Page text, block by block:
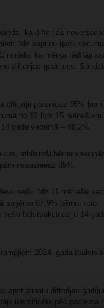
ka difterijas
līdz septiņu gadu
norāda, ka mērķa rādītāji
difterijas gadījums.
difteriju pārsniedz 95%
no 12 līdz 15
gadu vecumā – 88,2%.
atbilstoši bērnu
nesasniedz 95%.
sešu līdz 11 mēnešu
saņēma 67,9% bērnu, otro
balstvakcināciju 14
2024. gadā
apstiprinātu difterijas
identificēts pēc pacienta